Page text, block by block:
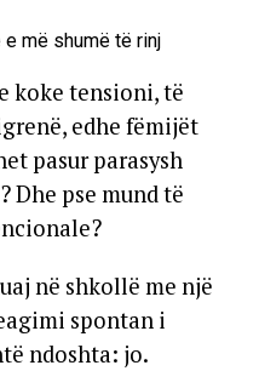
koke tensioni, të
edhe fëmijët
pasur parasysh
pse mund të
në shkollë me një
spontan i
ndoshta: jo.